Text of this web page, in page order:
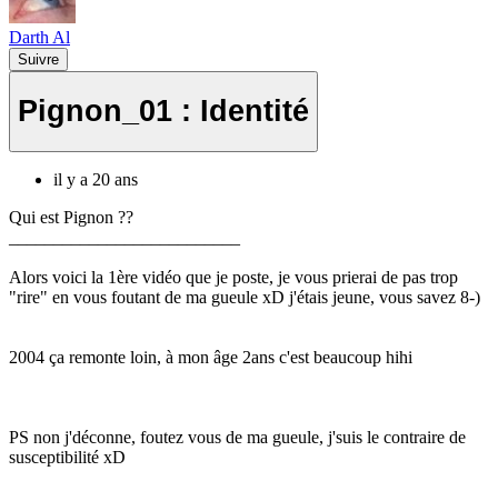
Darth Al
Suivre
Pignon_01 : Identité
il y a 20 ans
Qui est Pignon ??
Alors voici la 1ère vidéo que je poste, je vous prierai de pas trop
"rire" en vous foutant de ma gueule xD j'étais jeune, vous savez 8-)
2004 ça remonte loin, à mon âge 2ans c'est beaucoup hihi
PS non j'déconne, foutez vous de ma gueule, j'suis le contraire de
susceptibilité xD